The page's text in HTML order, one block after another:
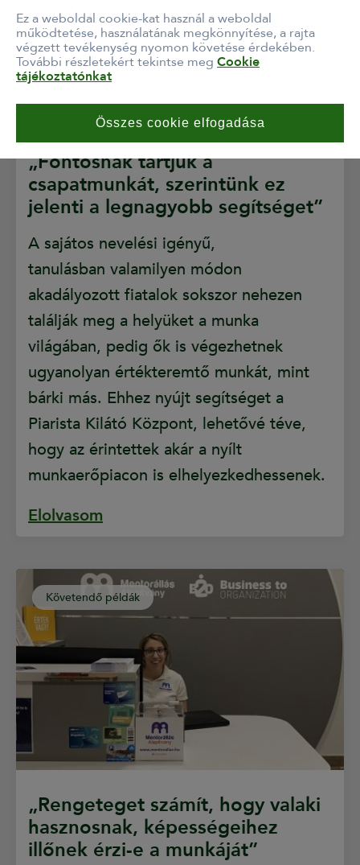
„Fontosnak tartjuk a
csapatmunkát, szerintünk ez
jelenti a legnagyobb segítséget”
A sajátos nevelési igényű,
tanulásban valamilyen módon
akadályozott fiatalok sokszor nehezen
találják meg a helyüket a munka
világában, pedig ők is végezhetnek
ugyanolyan értékteremtő munkát, mint
bárki más. Ehhez nyújt segítséget a
Piarista Kilátó Központ, lehetővé téve,
hogy az érintettek akár a nyílt
munkaerőpiacon is elhelyezkedhessenek.
Elolvasom
Követendő példák
„Rengeteget számít, hogy valaki
hasznosnak, képességeihez
illőnek érzi-e a munkáját”
Ez a weboldal cookie-kat használ a weboldal
működtetése, használatának megkönnyítése, a rajta
végzett tevékenység nyomon követése érdekében.
További részletekért tekintse meg Cookie
tájékoztatónkat
Összes cookie elfogadása